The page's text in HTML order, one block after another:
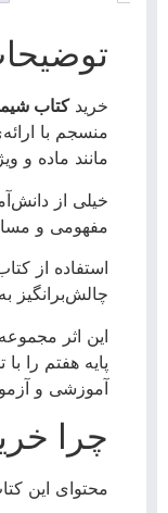
خریدکتاب
منسجم با
مانند ماده و
خیلی از
مفهومی و
استفاده از
چالش‌برانگیز
این اثر
پایه هفتم را
آموزشی و
چرا
محتوای این